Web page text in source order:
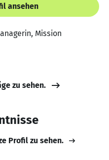
ansehen
Mission
zu sehen.
Profil zu sehen.